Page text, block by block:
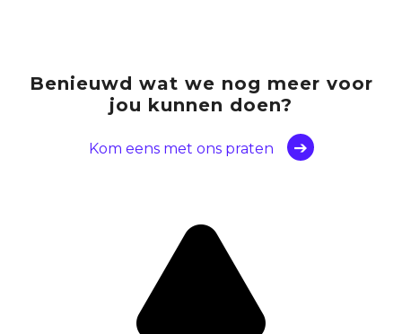
Benieuwd wat we nog meer voor
jou kunnen doen?
Kom eens met ons praten